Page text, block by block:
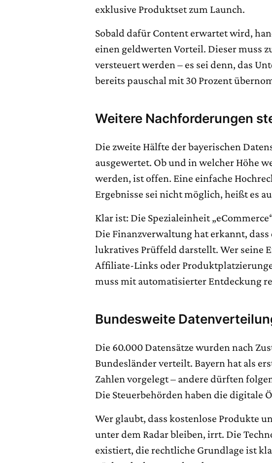
exklusive Produktset zum Launch.
Sobald dafür Content erwartet wird,
einen geldwerten Vorteil. Dieser muss
versteuert werden – es sei denn, das
bereits pauschal mit 30 Prozent
Weitere Nachforderungen
Die zweite Hälfte der bayerischen
ausgewertet. Ob und in welcher Höhe
werden, ist offen. Eine einfache
Ergebnisse sei nicht möglich, heißt es
Klar ist: Die Spezialeinheit
Die Finanzverwaltung hat erkannt, dass
lukratives Prüffeld darstellt. Wer seine
Affiliate-Links oder
muss mit automatisierter Entdeckung
Bundesweite
Die 60.000 Datensätze wurden nach
Bundesländer verteilt. Bayern hat als
Zahlen vorgelegt – andere dürften
Die Steuerbehörden haben die digitale
Wer glaubt, dass kostenlose Produkte
unter dem Radar bleiben, irrt. Die
existiert, die rechtliche Grundlage ist